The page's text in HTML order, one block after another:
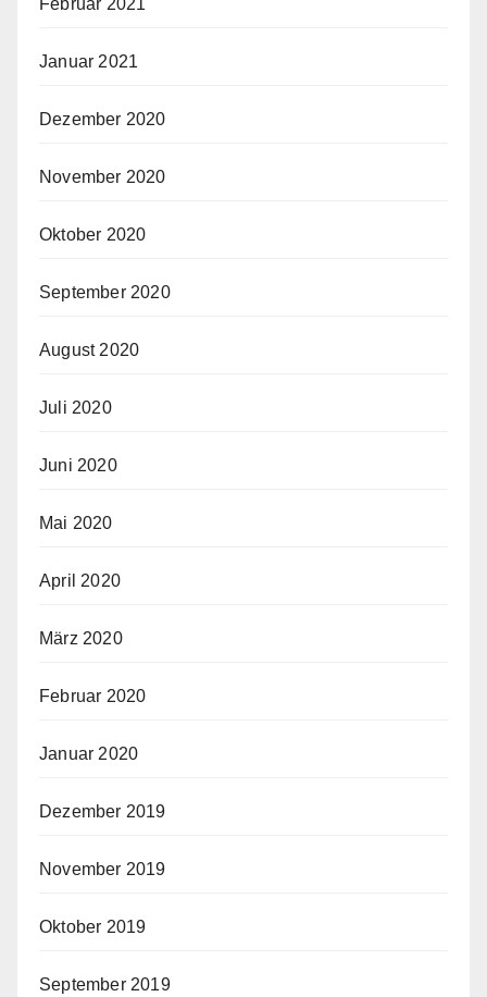
Februar 2021
Januar 2021
Dezember 2020
November 2020
Oktober 2020
September 2020
August 2020
Juli 2020
Juni 2020
Mai 2020
April 2020
März 2020
Februar 2020
Januar 2020
Dezember 2019
November 2019
Oktober 2019
September 2019